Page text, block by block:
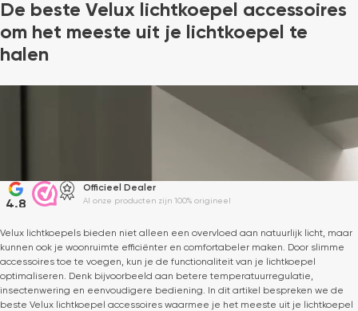
De beste Velux lichtkoepel accessoires
om het meeste uit je lichtkoepel te
halen
4.8
Officieel Dealer
Al onze producten zijn 100% origineel
Velux lichtkoepels bieden niet alleen een overvloed aan natuurlijk licht, maar
kunnen ook je woonruimte efficiënter en comfortabeler maken. Door slimme
accessoires toe te voegen, kun je de functionaliteit van je lichtkoepel
optimaliseren. Denk bijvoorbeeld aan betere temperatuurregulatie,
insectenwering en eenvoudigere bediening. In dit artikel bespreken we de
beste Velux lichtkoepel accessoires waarmee je het meeste uit je lichtkoepel